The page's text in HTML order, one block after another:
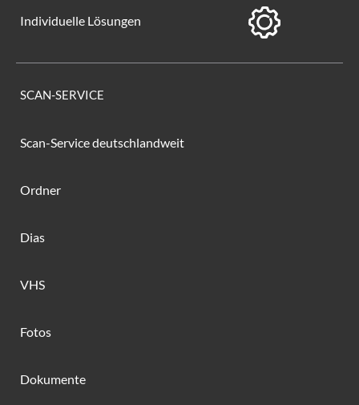
Individuelle Lösungen
SCAN-SERVICE
Scan-Service deutschlandweit
Ordner
Dias
VHS
Fotos
Dokumente